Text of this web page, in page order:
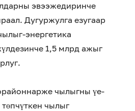
эвээжедиринче
Дугуржулга езугаар
энергетика
1,5 млрд ажыг
чылыгны үе-
чылыг